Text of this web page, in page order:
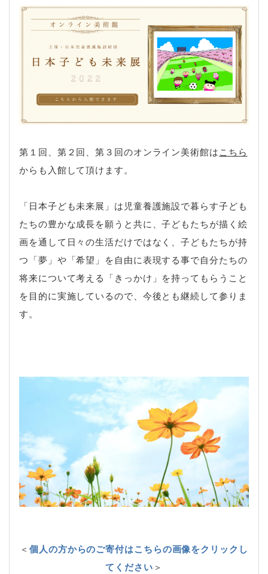
第１回、第２回、第３回のオンライン美術館はこちら
からも入館して頂けます。
「日本子ども未来展」は児童養護施設で暮らす子ども
たちの豊かな成長を願うと共に、子どもたちが描く絵
画を通して日々の生活だけではなく、子どもたちが持
つ「夢」や「希望」を自由に表現する事で自分たちの
将来について考える「きっかけ」を持ってもらうこと
を目的に実施しているので、今後とも継続して参りま
す。
＜個人の方からのご寄付はこちらの画像をクリックし
てください＞